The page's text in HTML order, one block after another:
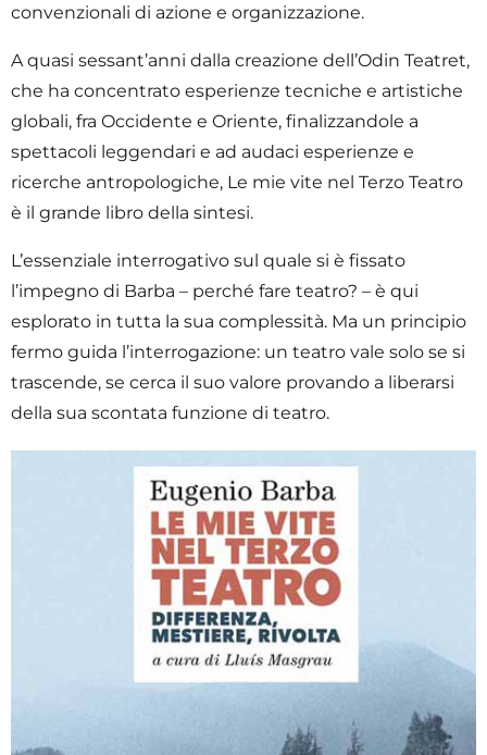
convenzionali di azione e organizzazione.
A quasi sessant’anni dalla creazione dell’Odin Teatret,
che ha concentrato esperienze tecniche e artistiche
globali, fra Occidente e Oriente, finalizzandole a
spettacoli leggendari e ad audaci esperienze e
ricerche antropologiche, Le mie vite nel Terzo Teatro
è il grande libro della sintesi.
L’essenziale interrogativo sul quale si è fissato
l’impegno di Barba – perché fare teatro? – è qui
esplorato in tutta la sua complessità. Ma un principio
fermo guida l’interrogazione: un teatro vale solo se si
trascende, se cerca il suo valore provando a liberarsi
della sua scontata funzione di teatro.